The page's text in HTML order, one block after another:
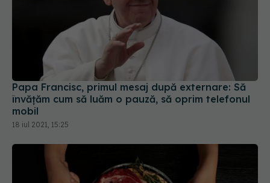
Papa Francisc, primul mesaj după externare: Să
învăţăm cum să luăm o pauză, să oprim telefonul
mobil
18 iul 2021, 15:25